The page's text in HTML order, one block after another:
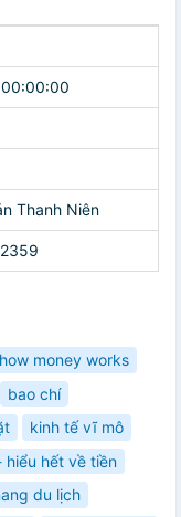
Thanh Niên
how money works
bao chí
kinh tế vĩ mô
hiểu hết về tiền
du lịch